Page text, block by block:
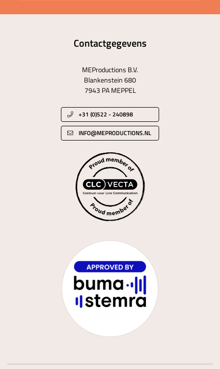
Contactgegevens
MEProductions B.V.
Blankenstein 680
7943 PA MEPPEL
+31 (0)522 - 240898
INFO@MEPRODUCTIONS.NL